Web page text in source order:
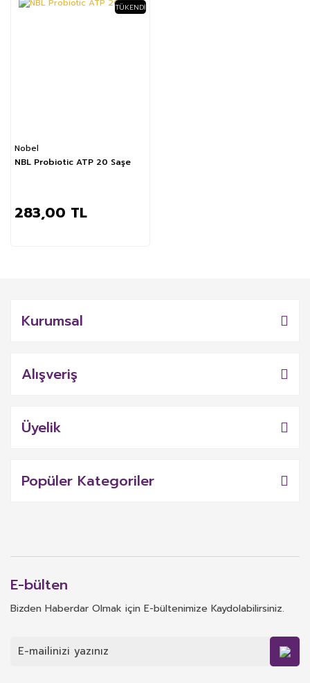
TÜKENDI
Nobel
NBL Probiotic ATP 20 Saşe
283,00 TL
Kurumsal
Alışveriş
Üyelik
Popüler Kategoriler
E-bülten
Bizden Haberdar Olmak için E-bültenimize Kaydolabilirsiniz.